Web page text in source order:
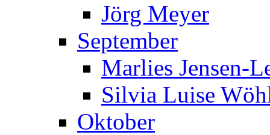
Jörg Meyer
September
Marlies Jensen-
Silvia Luise
Oktober